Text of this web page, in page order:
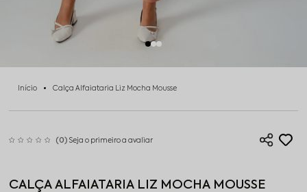
Início Calça Alfaiataria Liz Mocha Mousse
(0) Seja o primeiro a avaliar
CALÇA ALFAIATARIA LIZ MOCHA MOUSSE